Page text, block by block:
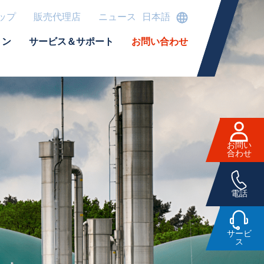
プ 販売代理店 ニュース 日本語
ン サービス＆サポート お問い合わせ
お問い
合わせ
電話
サービ
ス